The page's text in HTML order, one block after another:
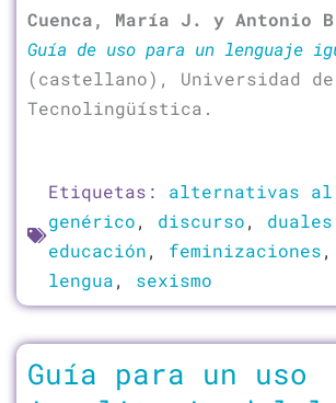
Cuenca, María J. y Antonio
Guía de uso para un lenguaje
(castellano), Universidad
Tecnolingüística.
Etiquetas: alternativas al
genérico, discurso,
educación, feminizaciones,
lengua, sexismo
Guía para un uso